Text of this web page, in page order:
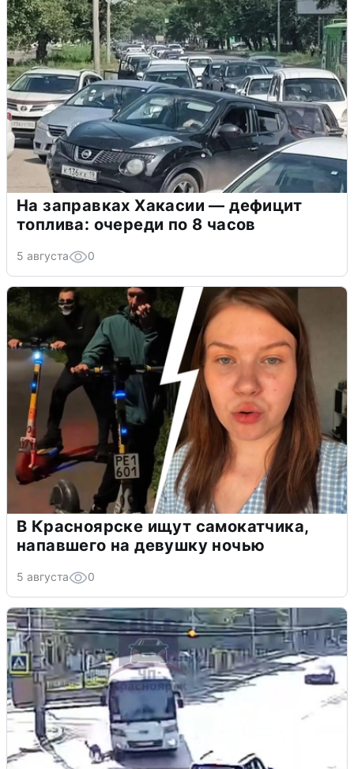
На заправках Хакасии — дефицит
топлива: очереди по 8 часов
5 августа 0
В Красноярске ищут самокатчика,
напавшего на девушку ночью
5 августа 0